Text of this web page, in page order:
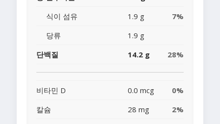
식이 섬유
1.9 g
7%
당류
1.9 g
단백질
14.2 g 28%
비타민 D 0.0 mcg
0%
칼슘
28 mg
2%